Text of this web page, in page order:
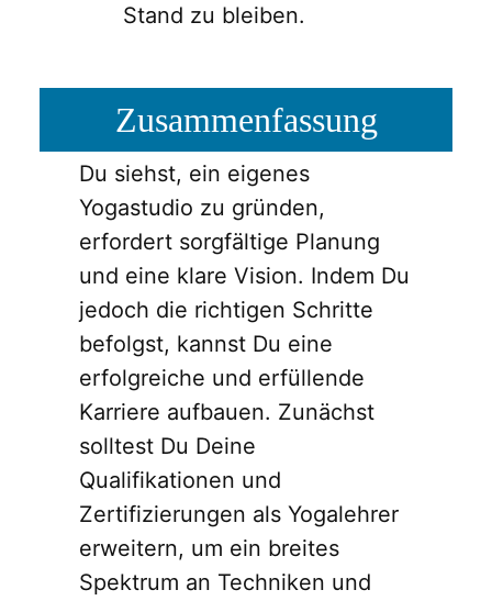
Stand zu bleiben.
Zusammenfassung
Du siehst, ein eigenes
Yogastudio zu gründen,
erfordert sorgfältige Planung
und eine klare Vision. Indem Du
jedoch die richtigen Schritte
befolgst, kannst Du eine
erfolgreiche und erfüllende
Karriere aufbauen. Zunächst
solltest Du Deine
Qualifikationen und
Zertifizierungen als Yogalehrer
erweitern, um ein breites
Spektrum an Techniken und